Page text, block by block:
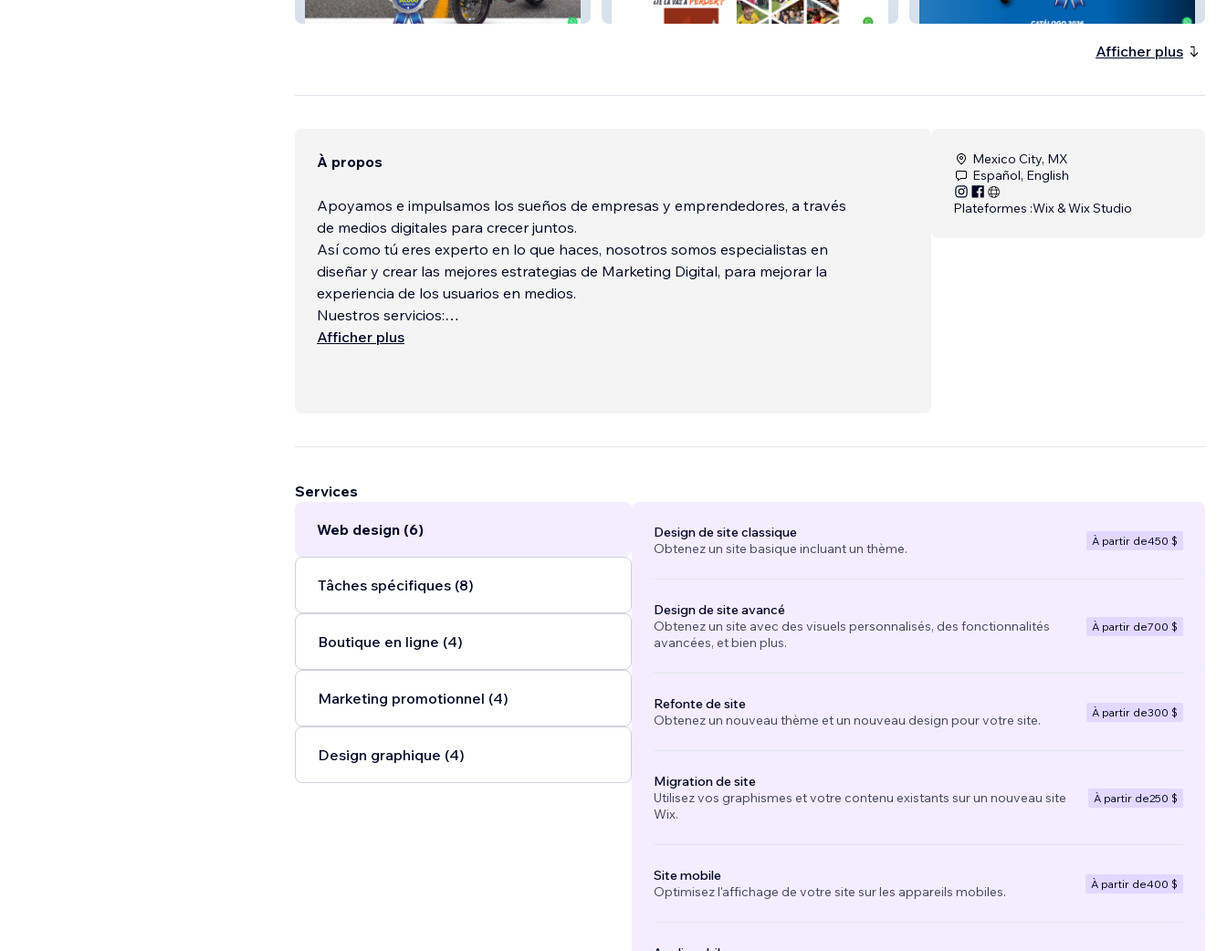
BAJAJ SATÉLITE NOVA CAMP BAJAJ AZCAPOTZALCO
Afficher plus
À propos
Apoyamos e impulsamos los sueños de empresas y emprendedores, a través
de medios digitales para crecer juntos.
Así como tú eres experto en lo que haces, nosotros somos especialistas en
diseñar y crear las mejores estrategias de Marketing Digital, para mejorar la
experiencia de los usuarios en medios.
Nuestros servicios:
- Páginas Web
Afficher plus
Mexico City, MX
Español, English
Plateformes :Wix & Wix Studio
Services
Web design (6)
Tâches spécifiques (8)
Boutique en ligne (4)
Marketing promotionnel (4)
Design graphique (4)
Design de site classique
Obtenez un site basique incluant un thème.
À partir de450 $
Design de site avancé
Obtenez un site avec des visuels personnalisés, des fonctionnalités
avancées, et bien plus.
À partir de700 $
Refonte de site
Obtenez un nouveau thème et un nouveau design pour votre site.
À partir de300 $
Migration de site
Utilisez vos graphismes et votre contenu existants sur un nouveau site
Wix.
À partir de250 $
Site mobile
Optimisez l'affichage de votre site sur les appareils mobiles.
À partir de400 $